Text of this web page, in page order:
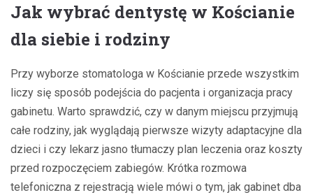
Jak wybrać dentystę w Kościanie
dla siebie i rodziny
Przy wyborze stomatologa w Kościanie przede wszystkim
liczy się sposób podejścia do pacjenta i organizacja pracy
gabinetu. Warto sprawdzić, czy w danym miejscu przyjmują
całe rodziny, jak wyglądają pierwsze wizyty adaptacyjne dla
dzieci i czy lekarz jasno tłumaczy plan leczenia oraz koszty
przed rozpoczęciem zabiegów. Krótka rozmowa
telefoniczna z rejestracją wiele mówi o tym, jak gabinet dba